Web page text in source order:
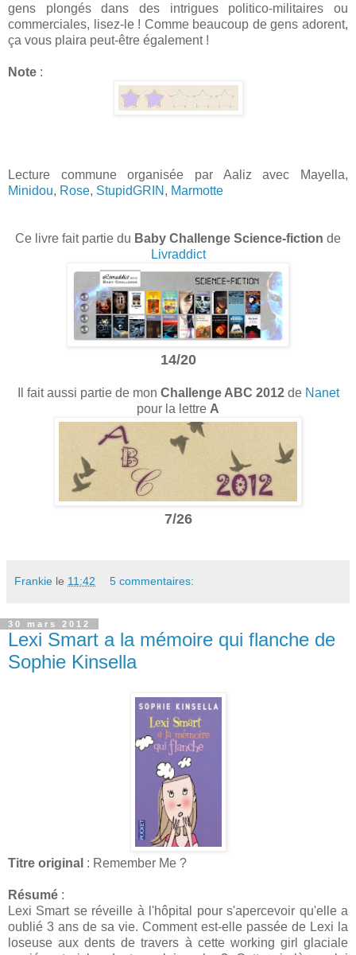
gens plongés dans des intrigues politico-militaires ou
commerciales, lisez-le ! Comme beaucoup de gens adorent,
ça vous plaira peut-être également !
Note :
Lecture commune organisée par Aaliz avec Mayella,
Minidou, Rose, StupidGRIN , Marmotte
Ce livre fait partie du Baby Challenge Science-fiction de
Livraddict
14/20
Il fait aussi partie de mon Challenge ABC 2012de Nanet
pour la lettre A
7/26
Frankie le 11:42 5 commentaires:
30 mars 2012
Lexi Smart a la mémoire qui flanche de
Sophie Kinsella
Titre original : Remember Me ?
Résumé :
Lexi Smart se réveille à l'hôpital pour s'apercevoir qu'elle a
oublié 3 ans de sa vie. Comment est-elle passée de Lexi la
loseuse aux dents de travers à cette working girl glaciale